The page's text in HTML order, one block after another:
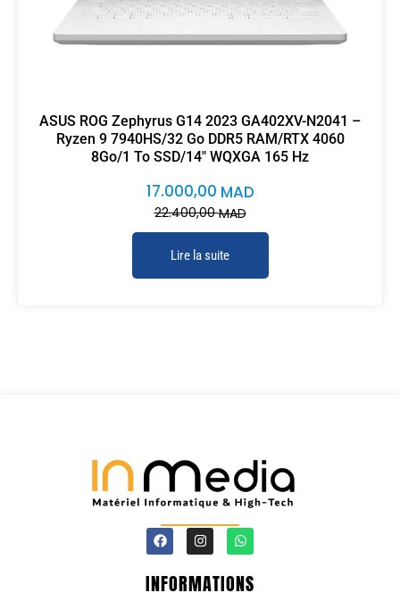
ASUS ROG Zephyrus G14 2023 GA402XV-N2041 –
Ryzen 9 7940HS/32 Go DDR5 RAM/RTX 4060
8Go/1 To SSD/14″ WQXGA 165 Hz
22.400,00MAD
17.000,00 MAD
Lire la suite
INFORMATIONS